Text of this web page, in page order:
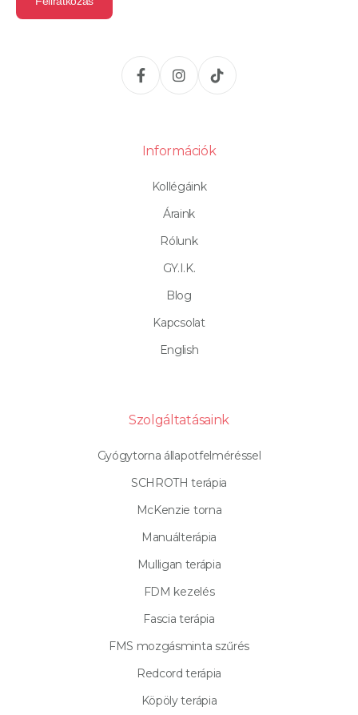
Információk
Kollégáink
Áraink
Rólunk
GY.I.K.
Blog
Kapcsolat
English
Szolgáltatásaink
Gyógytorna állapotfelméréssel
SCHROTH terápia
McKenzie torna
Manuálterápia
Mulligan terápia
FDM kezelés
Fascia terápia
FMS mozgásminta szűrés
Redcord terápia
Köpöly terápia